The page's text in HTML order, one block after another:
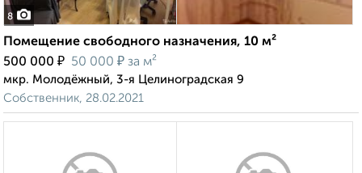
8
Помещение свободного назначения, 10 м²
500 000 ₽ 50 000 ₽ за м²
мкр. Молодёжный, 3-я Целиноградская 9
Собственник, 28.02.2021